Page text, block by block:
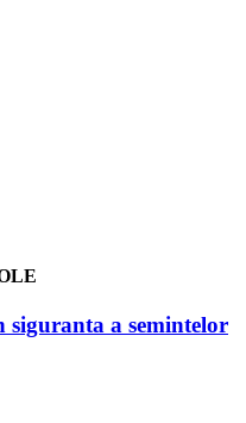
siguranta a semintelor